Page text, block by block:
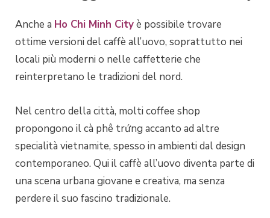
Anche a Ho Chi Minh Cityè possibile trovare
ottime versioni del caffè all’uovo, soprattutto nei
locali più moderni o nelle caffetterie che
reinterpretano le tradizioni del nord.
Nel centro della città, molti coffee shop
propongono il cà phê trứng accanto ad altre
specialità vietnamite, spesso in ambienti dal design
contemporaneo. Qui il caffè all’uovo diventa parte di
una scena urbana giovane e creativa, ma senza
perdere il suo fascino tradizionale.